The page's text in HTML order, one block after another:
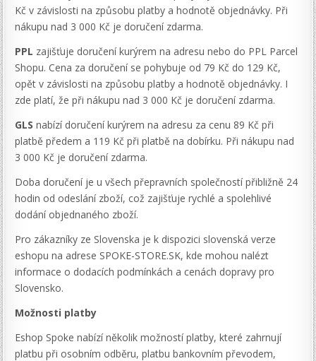
Kč v závislosti na způsobu platby a hodnotě objednávky. Při
nákupu nad 3 000 Kč je doručení zdarma.
PPL zajišťuje doručení kurýrem na adresu nebo do PPL Parcel
Shopu. Cena za doručení se pohybuje od 79 Kč do 129 Kč,
opět v závislosti na způsobu platby a hodnotě objednávky. I
zde platí, že při nákupu nad 3 000 Kč je doručení zdarma.
GLS nabízí doručení kurýrem na adresu za cenu 89 Kč při
platbě předem a 119 Kč při platbě na dobírku. Při nákupu nad
3 000 Kč je doručení zdarma.
Doba doručení je u všech přepravních společností přibližně 24
hodin od odeslání zboží, což zajišťuje rychlé a spolehlivé
dodání objednaného zboží.
Pro zákazníky ze Slovenska je k dispozici slovenská verze
eshopu na adrese SPOKE-STORE.SK, kde mohou nalézt
informace o dodacích podmínkách a cenách dopravy pro
Slovensko.
Možnosti platby
Eshop Spoke nabízí několik možností platby, které zahrnují
platbu při osobním odběru, platbu bankovním převodem,